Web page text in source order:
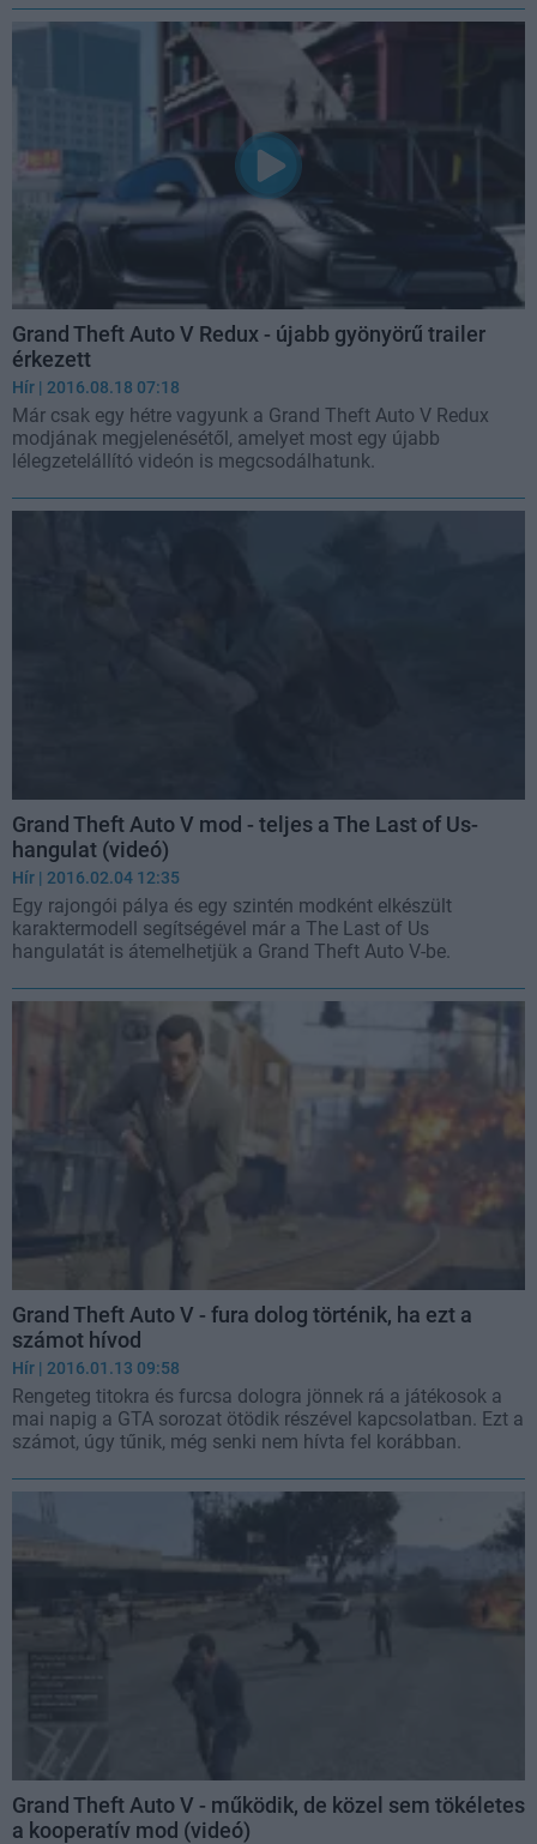
Grand Theft Auto V Redux - újabb gyönyörű trailer
érkezett
Hír | 2016.08.18 07:18
Már csak egy hétre vagyunk a Grand Theft Auto V Redux
modjának megjelenésétől, amelyet most egy újabb
lélegzetelállító videón is megcsodálhatunk.
Grand Theft Auto V mod - teljes a The Last of Us-
hangulat (videó)
Hír | 2016.02.04 12:35
Egy rajongói pálya és egy szintén modként elkészült
karaktermodell segítségével már a The Last of Us
hangulatát is átemelhetjük a Grand Theft Auto V-be.
Grand Theft Auto V - fura dolog történik, ha ezt a
számot hívod
Hír | 2016.01.13 09:58
Rengeteg titokra és furcsa dologra jönnek rá a játékosok a
mai napig a GTA sorozat ötödik részével kapcsolatban. Ezt a
számot, úgy tűnik, még senki nem hívta fel korábban.
Grand Theft Auto V - működik, de közel sem tökéletes
a kooperatív mod (videó)